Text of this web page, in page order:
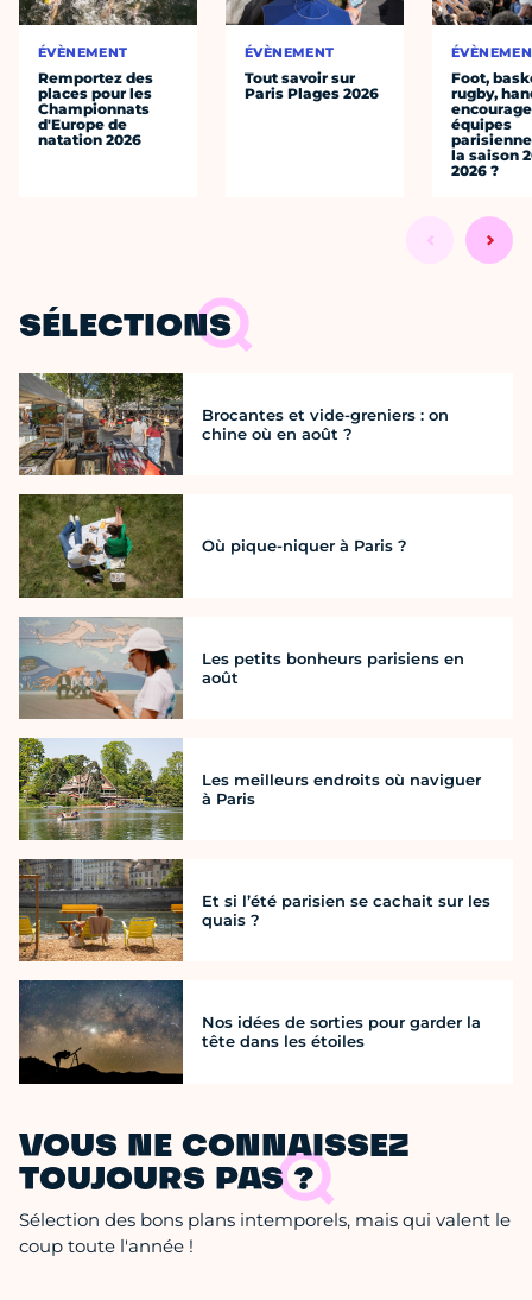
ÉVÈNEMENT
Remportez des
places pour les
Championnats
d'Europe de
natation 2026
ÉVÈNEMENT
Tout savoir sur
Paris Plages 2026
Foot,
rugby,
équipes
la saison
2026 ?
SÉLECTIONS
Brocantes et vide-greniers : on
chine où en août ?
Où pique-niquer à Paris ?
Les petits bonheurs parisiens en
août
Les meilleurs endroits où naviguer
à Paris
Et si l’été parisien se cachait sur les
quais ?
Nos idées de sorties pour garder la
tête dans les étoiles
VOUS NE CONNAISSEZ
TOUJOURS PAS ?
Sélection des bons plans intemporels, mais qui valent le
coup toute l'année !